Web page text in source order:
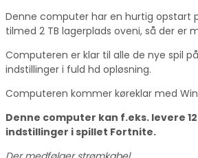
Denne computer har en hurtig opstart
tilmed 2 TB lagerplads oveni, så der er
Computeren er klar til alle de nye spil
indstillinger i fuld hd opløsning.
Computeren kommer køreklar med
Denne computer kan f.eks. levere
indstillinger i spillet Fortnite.